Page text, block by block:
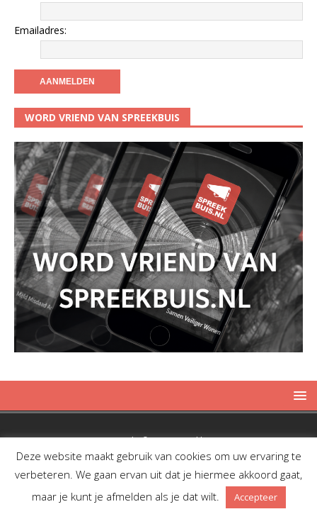
Emailadres:
WORD VRIEND VAN SPREEKBUIS
Copyright © 2019 Spreekbuis
Deze website maakt gebruik van cookies om uw ervaring te
verbeteren. We gaan ervan uit dat je hiermee akkoord gaat,
maar je kunt je afmelden als je dat wilt.
Accepteer